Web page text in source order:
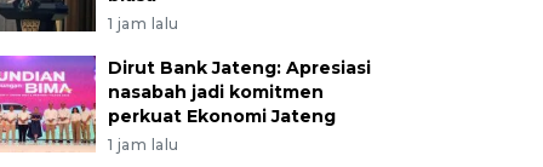
1 jam lalu
Dirut Bank Jateng: Apresiasi
nasabah jadi komitmen
perkuat Ekonomi Jateng
1 jam lalu